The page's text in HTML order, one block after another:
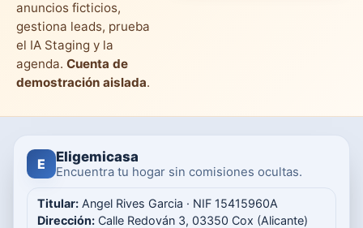
anuncios ficticios,
gestiona leads, prueba
el IA Staging y la
agenda. Cuenta de
demostración aislada.
E Eligemicasa
Encuentra tu hogar sin comisiones ocultas.
Titular: Angel Rives Garcia · NIF 15415960A
Dirección: Calle Redován 3, 03350 Cox (Alicante)